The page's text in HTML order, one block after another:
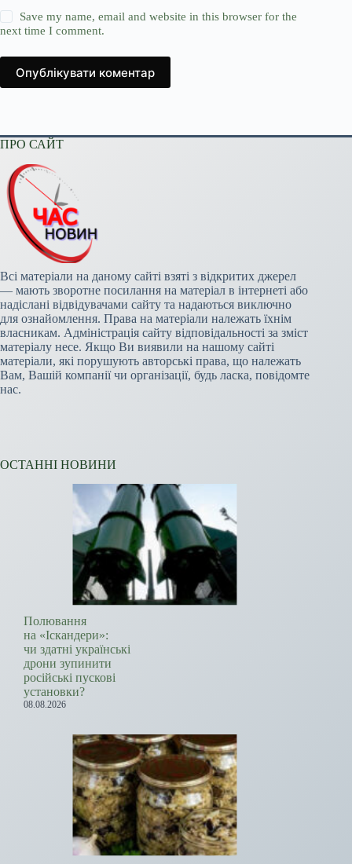
Save my name, email and website in this browser for the
next time I comment.
Опублікувати коментар
ПРО САЙТ
Всі матеріали на даному сайті взяті з відкритих джерел
— мають зворотне посилання на матеріал в інтернеті або
надіслані відвідувачами сайту та надаються виключно
для ознайомлення. Права на матеріали належать їхнім
власникам. Адміністрація сайту відповідальності за зміст
матеріалу несе. Якщо Ви виявили на нашому сайті
матеріали, які порушують авторські права, що належать
Вам, Вашій компанії чи організації, будь ласка, повідомте
нас.
ОСТАННІ НОВИНИ
Полювання
на «Іскандери»:
чи здатні українські
дрони зупинити
російські пускові
установки?
08.08.2026